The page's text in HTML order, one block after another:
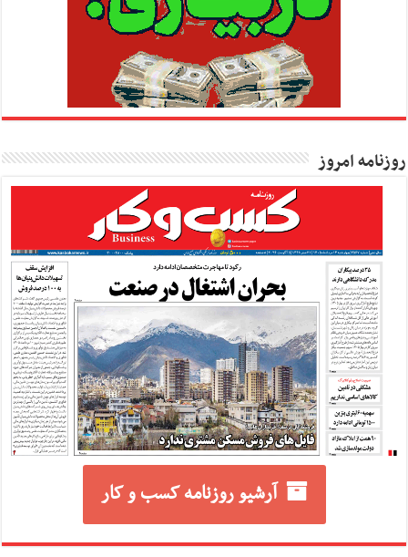
روزنامه امروز
آرشیو روزنامه کسب و کار